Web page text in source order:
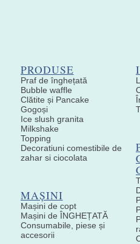
PRODUSE
Praf de înghețată
Bubble waffle
Clătite și Pancake
Gogoși
Ice slush granita
Milkshake
Topping
Decoratiuni comestibile de
zahar si ciocolata
MAȘINI
Mașini de copt
Mașini de ÎNGHEȚATĂ
Consumabile, piese și
accesorii